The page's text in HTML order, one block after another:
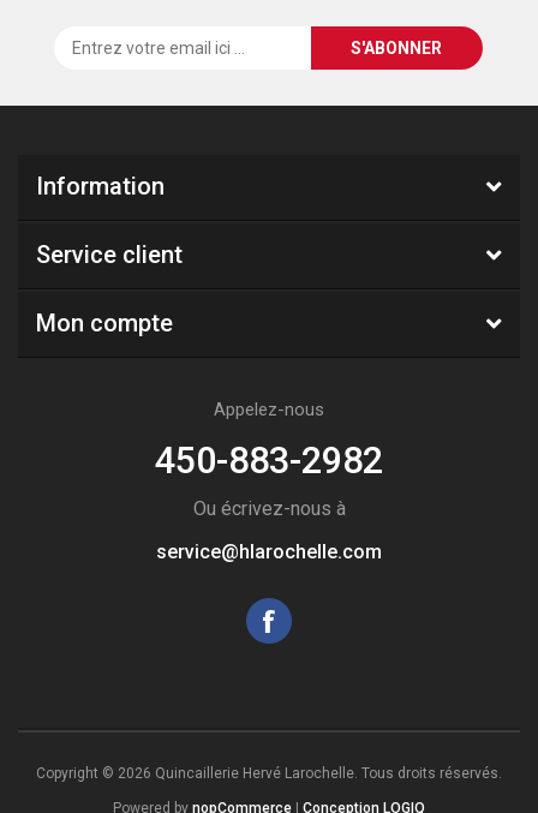
Information
Service client
Mon compte
Appelez-nous
450-883-2982
Ou écrivez-nous à
service@hlarochelle.com
Copyright © 2026 Quincaillerie Hervé Larochelle. Tous droits réservés.
Powered by nopCommerce Conception LOGIQ